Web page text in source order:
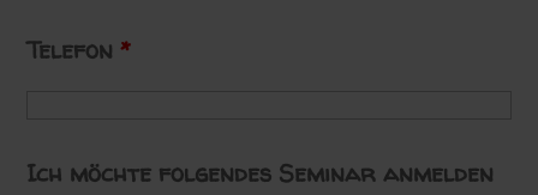
Telefon*
Ich möchte folgendes Seminar anmelden